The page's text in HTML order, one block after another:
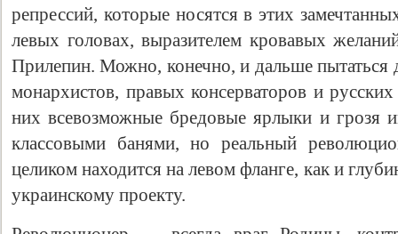
репрессий, которые носятся в этих
левых головах, выразителем кровавых
Прилепин. Можно, конечно, и дальше пытаться
монархистов, правых консерваторов и
них всевозможные бредовые ярлыки и грозя
классовыми банями, но реальный
целиком находится на левом фланге, как и
украинскому проекту.